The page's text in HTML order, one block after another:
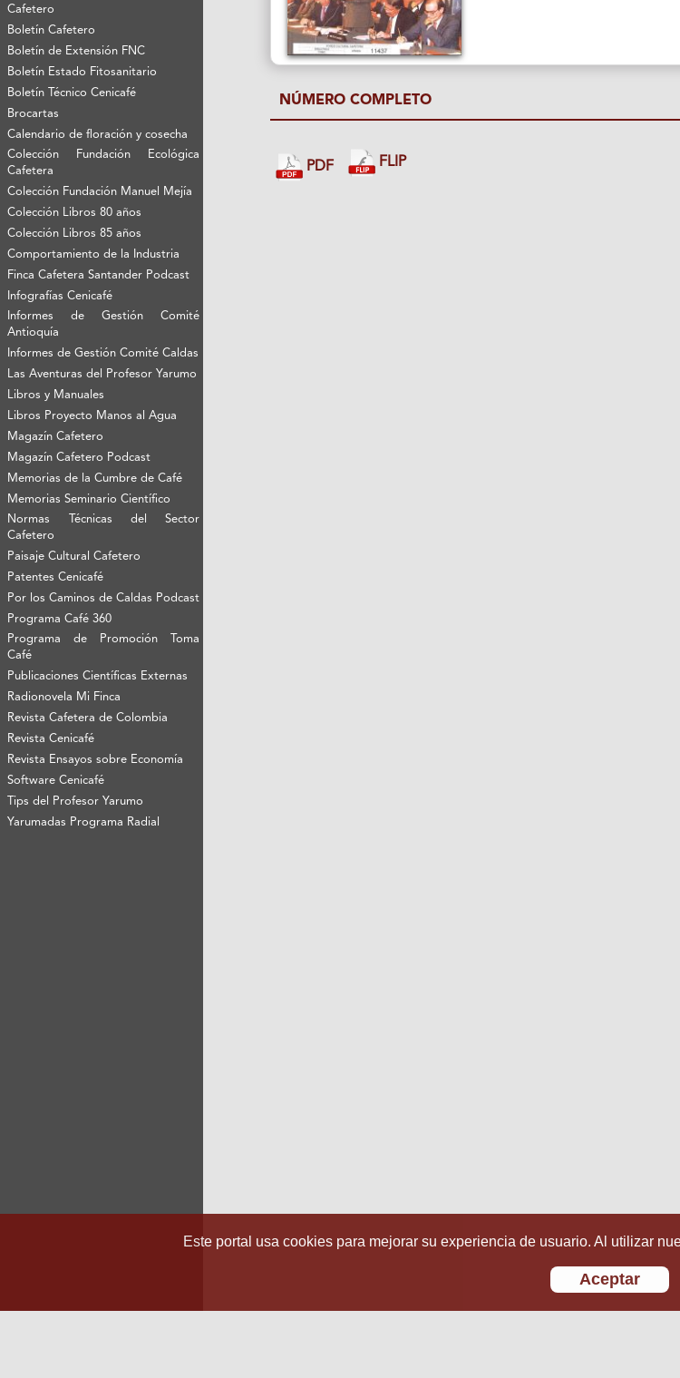
Cafetero
Boletín Cafetero
Boletín de Extensión FNC
Boletín Estado Fitosanitario
Boletín Técnico Cenicafé
Brocartas
Calendario de floración y cosecha
Colección Fundación Ecológica
Cafetera
Colección Fundación Manuel Mejía
Colección Libros 80 años
Colección Libros 85 años
Comportamiento de la Industria
Finca Cafetera Santander Podcast
Infografías Cenicafé
Informes de Gestión Comité
Antioquía
Informes de Gestión Comité Caldas
Las Aventuras del Profesor Yarumo
Libros y Manuales
Libros Proyecto Manos al Agua
Magazín Cafetero
Magazín Cafetero Podcast
Memorias de la Cumbre de Café
Memorias Seminario Científico
Normas Técnicas del Sector
Cafetero
Paisaje Cultural Cafetero
Patentes Cenicafé
Por los Caminos de Caldas Podcast
Programa Café 360
Programa de Promoción Toma
Café
Publicaciones Científicas Externas
Radionovela Mi Finca
Revista Cafetera de Colombia
Revista Cenicafé
Revista Ensayos sobre Economía
Software Cenicafé
Tips del Profesor Yarumo
Yarumadas Programa Radial
NÚMERO COMPLETO
PDF FLIP
Este portal usa cookies para mejorar su experiencia de usuario. Al utilizar
Aceptar